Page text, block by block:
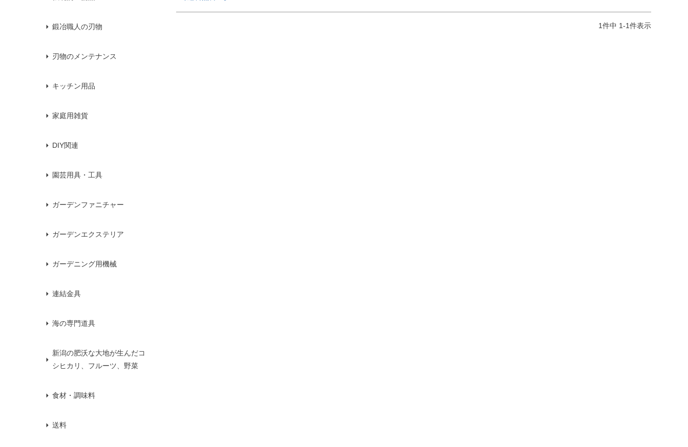
鍛冶職人の刃物
刃物のメンテナンス
キッチン用品
家庭用雑貨
DIY関連
園芸用具・工具
ガーデンファニチャー
ガーデンエクステリア
ガーデニング用機械
連結金具
海の専門道具
新潟の肥沃な大地が生んだコ
シヒカリ、フルーツ、野菜
食材・調味料
送料
1件中 1-1件表示